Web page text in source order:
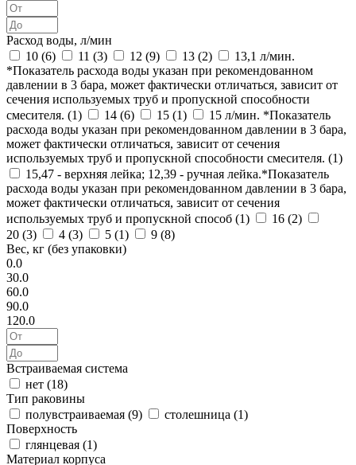
Расход воды, л/мин
10 (6) 11 (3) 12 (9) 13 (2)
13,1 л/мин.
*Показатель расхода воды указан при рекомендованном
давлении в 3 бара, может фактически отличаться, зависит от
сечения используемых труб и пропускной способности
смесителя. (1) 14 (6) 15 (1)
15 л/мин. *Показатель
расхода воды указан при рекомендованном давлении в 3 бара,
может фактически отличаться, зависит от сечения
используемых труб и пропускной способности смесителя. (1)
15,47 - верхняя лейка; 12,39 - ручная лейка.*Показатель
расхода воды указан при рекомендованном давлении в 3 бара,
может фактически отличаться, зависит от сечения
используемых труб и пропускной способ (1) 16 (2)
20 (3) 4 (3) 5 (1) 9 (8)
Вес, кг (без упаковки)
0.0
30.0
60.0
90.0
120.0
Встраиваемая система
нет (18)
Тип раковины
полувстраиваемая (9) столешница (1)
Поверхность
глянцевая (1)
Материал корпуса